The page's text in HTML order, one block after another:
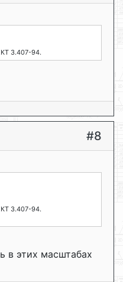
3.407-94.
#8
3.407-94.
в этих масштабах